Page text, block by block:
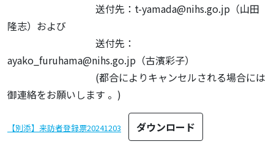
送付先：t-yamada@nihs.go.jp（山田
隆志）および
送付先：
ayako_furuhama@nihs.go.jp（古濱彩子）
(都合によりキャンセルされる場合には
御連絡をお願いします 。)
【別添】来訪者登録票20241203 ダウンロード